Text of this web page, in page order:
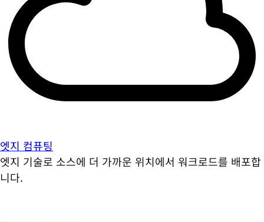
엣지 컴퓨팅
엣지 기술로 소스에 더 가까운 위치에서 워크로드를 배포합
니다.